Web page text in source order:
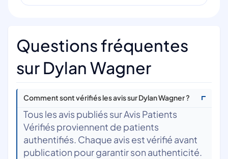
Questions fréquentes
sur Dylan Wagner
Comment sont vérifiés les avis sur Dylan Wagner ?
Tous les avis publiés sur Avis Patients
Vérifiés proviennent de patients
authentifiés. Chaque avis est vérifié avant
publication pour garantir son authenticité.